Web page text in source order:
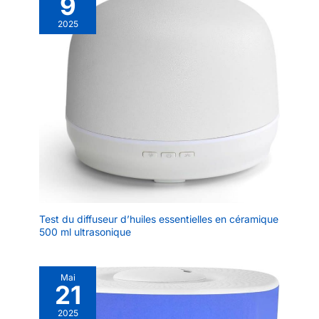
2025
Test du diffuseur d’huiles essentielles en céramique
500 ml ultrasonique
Mai
21
2025